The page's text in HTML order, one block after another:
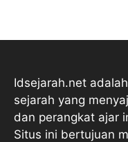
Idsejarah.net
sejarah yang
dan perangkat ajar
Situs ini bertujuan